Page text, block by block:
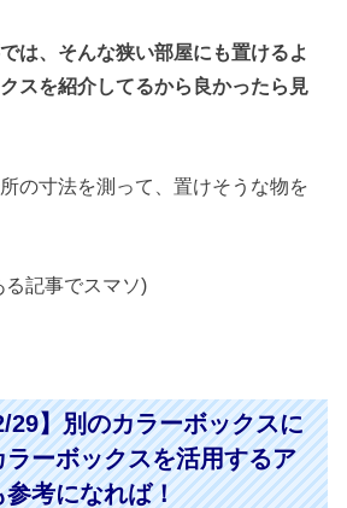
は、そんな狭い部屋にも置けるよ
スを紹介してるから良かったら見
の寸法を測って、置けそうな物を
記事でスマソ)
29】別のカラーボックスに
ーボックスを活用するア
考になれば！